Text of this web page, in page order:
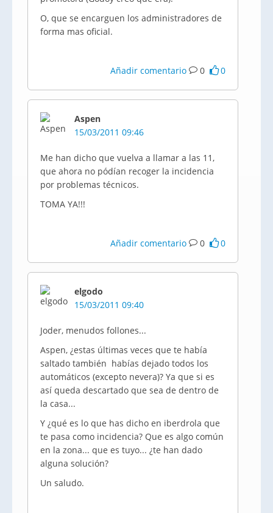
O, que se encarguen los administradores de
forma mas oficial.
Añadir comentario 0 0
Aspen
15/03/2011 09:46
Me han dicho que vuelva a llamar a las 11,
que ahora no pódían recoger la incidencia
por problemas técnicos.
TOMA YA!!!
Añadir comentario 0 0
elgodo
15/03/2011 09:40
Joder, menudos follones...
Aspen, ¿estas últimas veces que te había
saltado también habías dejado todos los
automáticos (excepto nevera)? Ya que si es
así queda descartado que sea de dentro de
la casa...
Y ¿qué es lo que has dicho en iberdrola que
te pasa como incidencia? Que es algo común
en la zona... que es tuyo... ¿te han dado
alguna solución?
Un saludo.